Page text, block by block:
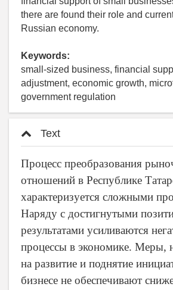
there are found their role and
Russian economy.
Keywords:
small-sized business, financial
adjustment, economic growth,
government regulation
Text
Процесс преобразования
отношений в Республике
характеризуется сложными
Наряду с достигнутыми
результатами усиливаются
процессы в экономике. Меры,
на развитие и поднятие
бизнесе не обеспечивают